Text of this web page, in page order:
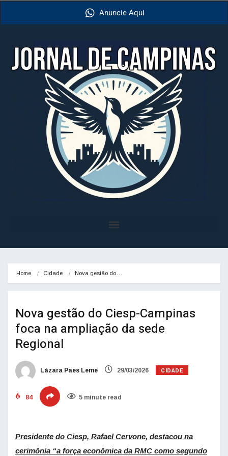
Anuncie Aqui
Home Cidade Nova gestão do…
Nova gestão do Ciesp-Campinas
foca na ampliação da sede
Regional
Lázara Paes Leme 29/03/2026 CIDADE
84 5 minute read
Presidente do Ciesp, Rafael Cervone, destacou na
cerimônia “a força econômica da RMC como segundo